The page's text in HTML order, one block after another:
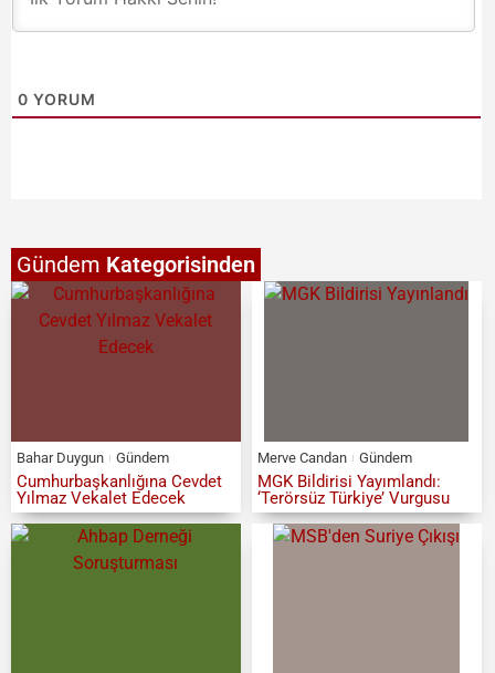
0 YORUM
Gündem Kategorisinden
Bahar Duygun Gündem
Cumhurbaşkanlığına Cevdet
Yılmaz Vekalet Edecek
Merve Candan Gündem
MGK Bildirisi Yayımlandı:
‘Terörsüz Türkiye’ Vurgusu